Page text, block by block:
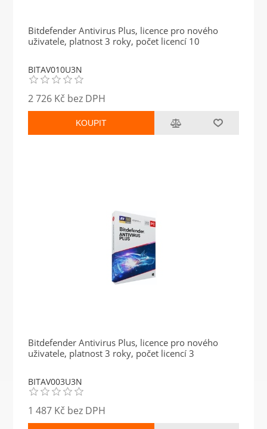
Bitdefender Antivirus Plus, licence pro nového
uživatele, platnost 3 roky, počet licencí 10
BITAV010U3N
2 726 Kč bez DPH
KOUPIT
Bitdefender Antivirus Plus, licence pro nového
uživatele, platnost 3 roky, počet licencí 3
BITAV003U3N
1 487 Kč bez DPH